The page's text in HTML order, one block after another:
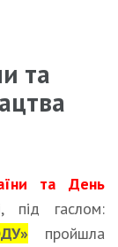
та
та День
гаслом:
пройшла